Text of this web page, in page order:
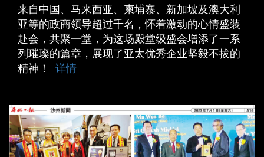
来自中国、马来西亚、柬埔寨、新加坡及澳大利
亚等的政商领导超过千名，怀着激动的心情盛装
赴会，共聚一堂，为这场殿堂级盛会增添了一系
列璀璨的篇章，展现了亚太优秀企业坚毅不拔的
精神！
详情